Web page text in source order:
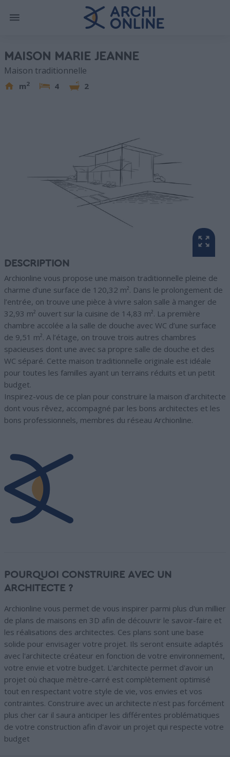
MAISON MARIE JEANNE
Maison traditionnelle
m2 4 2
DESCRIPTION
Archionline vous propose une maison traditionnelle pleine de
charme d’une surface de 120,32 m². Dans le prolongement de
l’entrée, on trouve une pièce à vivre salon salle à manger de
32,93 m² ouvert sur la cuisine de 14,83 m². La première
chambre accolée a la salle de douche avec WC d’une surface
de 9,51 m². A l’étage, on trouve trois autres chambres
spacieuses dont une avec sa propre salle de douche et des
WC séparé. Cette maison traditionnelle originale est idéale
pour toutes les familles ayant un terrains réduits et un petit
budget.
Inspirez-vous de ce plan pour construire la maison d’architecte
dont vous rêvez, accompagné par les bons architectes et les
bons professionnels, membres du réseau Archionline.
POURQUOI CONSTRUIRE AVEC UN
ARCHITECTE ?
Archionline vous permet de vous inspirer parmi plus d'un millier
de plans de maisons en 3D afin de découvrir le savoir-faire et
les réalisations des architectes. Ces plans sont une base
solide pour envisager votre projet. Ils seront ensuite adaptés
avec l'architecte créateur en fonction de votre environnement,
votre envie et votre budget. L'architecte permet d'avoir un
projet où chaque mètre-carré est complètement optimisé
tout en respectant votre style de vie, vos envies et vos
contraintes. Construire avec un architecte n'est pas forcément
plus cher car il saura anticiper les différentes problématiques
de votre construction afin d'avoir un projet qui respecte votre
budget